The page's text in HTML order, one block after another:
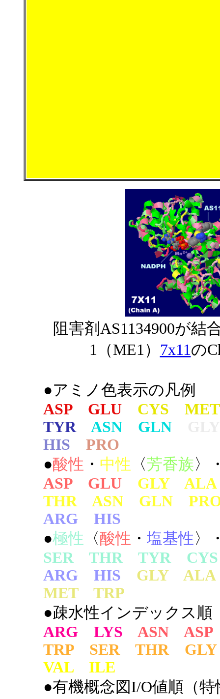
阻害剤AS1134900が結
1（ME1） 7x11の
●アミノ色表示の凡例
ASP GLU
CYS MET
TYR
ASN GLN
HIS
PRO
●酸性 ・ 中性 〈芳香族〉
ASP GLU
GLY
THR ASN GLN
ARG HIS
●極性 〈酸性 ・ 塩基性 〉
SER THR TYR
ARG HIS
GLY
MET TRP
●疎水性インデックス順
ARG LYS
ASN
TRP SER THR GLY
VAL ILE
●有機概念図I/O値順（特